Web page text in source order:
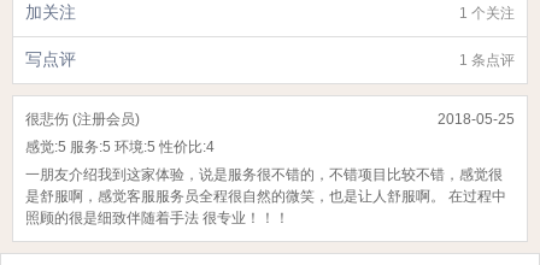
1 个关注
加关注
1 条点评
写点评
2018-05-25
很悲伤 (注册会员)
感觉:5 服务:5 环境:5 性价比:4
一朋友介绍我到这家体验，说是服务很不错的，不错项目比较不错，感觉很
是舒服啊，感觉客服服务员全程很自然的微笑，也是让人舒服啊。 在过程中
照顾的很是细致伴随着手法 很专业！！！